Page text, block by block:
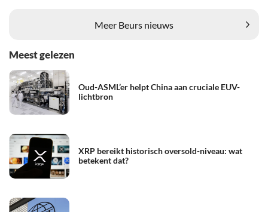
Meer Beurs nieuws
Meest gelezen
Oud-ASML’er helpt China aan cruciale EUV-
lichtbron
XRP bereikt historisch oversold-niveau: wat
betekent dat?